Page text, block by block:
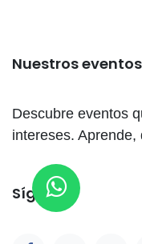
Nuestros eventos
Descubre eventos
intereses.
Síganos